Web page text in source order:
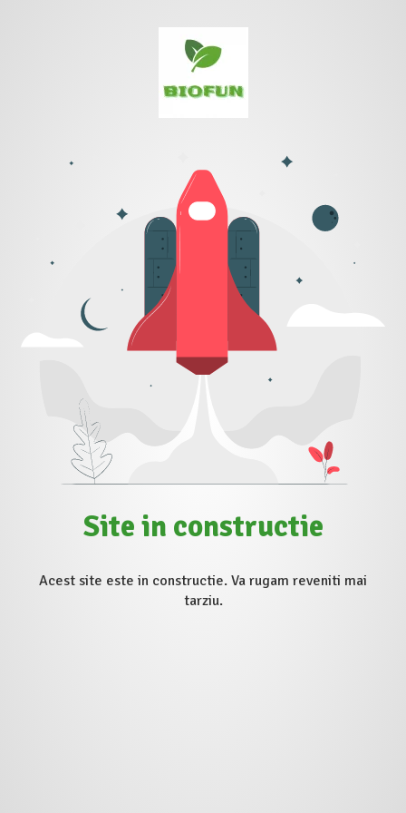
Site in constructie
Acest site este in constructie. Va rugam reveniti mai
tarziu.